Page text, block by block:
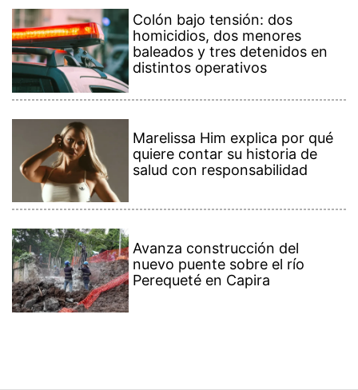
Colón bajo tensión: dos
homicidios, dos menores
baleados y tres detenidos en
distintos operativos
Marelissa Him explica por qué
quiere contar su historia de
salud con responsabilidad
Avanza construcción del
nuevo puente sobre el río
Perequeté en Capira